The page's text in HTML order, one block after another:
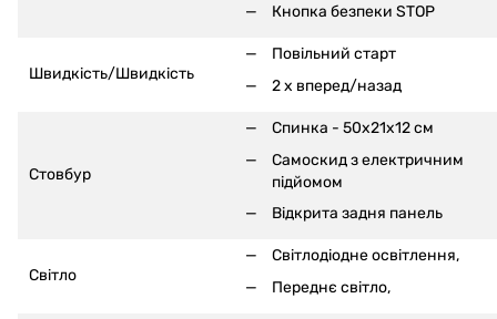
Кнопка безпеки STOP
Швидкість/Швидкість
Повільний старт
2 x вперед/назад
Стовбур
Спинка - 50x21x12 см
Самоскид з електричним
підйомом
Відкрита задня панель
Світло
Світлодіодне освітлення,
Переднє світло,